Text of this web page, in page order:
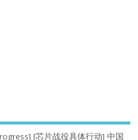
[芯片战役具体行动] 中国